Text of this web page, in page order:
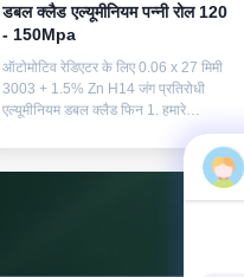
डबल क्लैड एल्यूमीनियम पन्नी रोल 120
- 150Mpa
ऑटोमोटिव रेडिएटर के लिए 0.06 x 27 मिमी
3003 + 1.5% Zn H14 जंग प्रतिरोधी
एल्यूमीनियम डबल क्लैड फिन 1. हमारे
रासायनिक संरचना, एल्यूमीनियम मिश्र धातु के
बारे में क्लैडिंग सामग्री और वेल्डिंग हीट